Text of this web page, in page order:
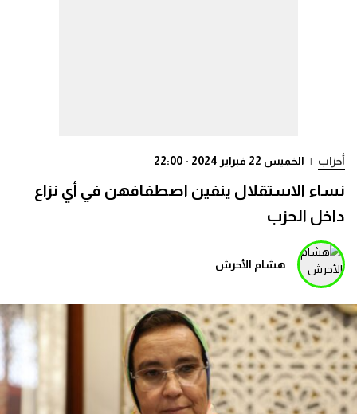
أحزاب | الخميس 22 فبراير 2024 - 22:00
نساء الاستقلال ينفين اصطفافهن في أي نزاع
داخل الحزب
هشام الأحرش